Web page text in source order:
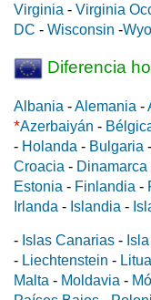
Virginia - Virginia
DC - Wisconsin -
Diferencia
Albania -Alemania -
*Azerbaiyán -
- Holanda - Bulgaria -
Croacia - Dinamarca
Estonia - Finlandia -
Irlanda - Islandia -
- Islas Canarias -
- Liechtenstein -
Malta - Moldavia -